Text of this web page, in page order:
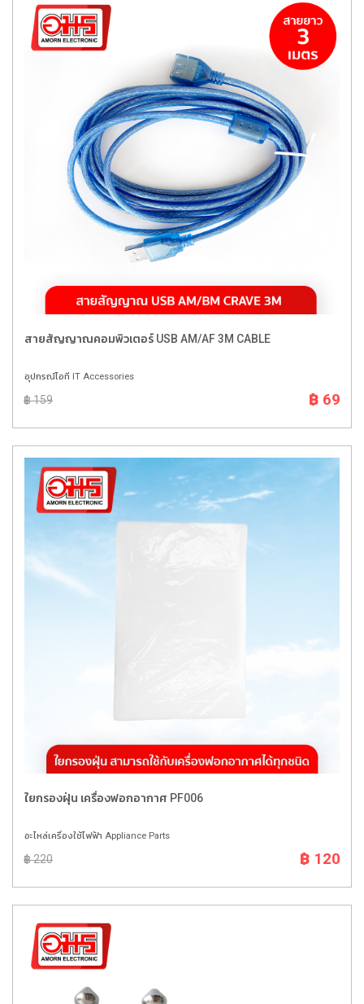
สายสัญญาณคอมพิวเตอร์ USB AM/AF 3M CABLE
อุปกรณ์ไอที IT Accessories
฿ 159 ฿ 69
ใยกรองฝุ่น เครื่องฟอกอากาศ PF006
อะไหล่เครื่องใช้ไฟฟ้า Appliance Parts
฿ 220 ฿ 120